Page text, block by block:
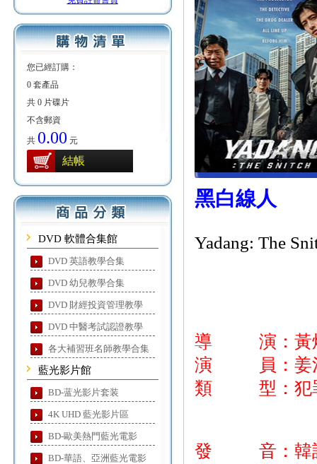
您已經訂購：
0 套產品
共 0 片碟片
不含郵資
共 0.00 元
結帳
DVD 軟體合集館
DVD 英語教學合集
DVD 幼兒教學合集
DVD 財經投資管理教學
DVD 中醫考試認證教學
各大補習班名師教學合集
藍光影片館
BD-蓝光影片套装
4K UHD 藍光影片區
BD-歐美熱門藍光電影
BD-華語、亞洲藍光電影
黑白線人
Yadang: The
導 演：黃
演 員：姜河
類 型：犯
發 音：韓